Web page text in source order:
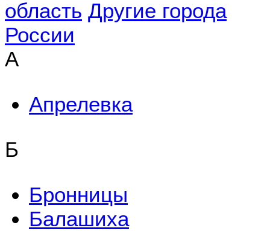
область Другие города
России
А
Апрелевка
Б
Бронницы
Балашиха